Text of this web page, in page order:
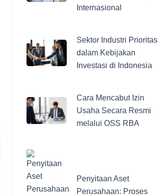
Internasional
Sektor Industri Prioritas
dalam Kebijakan
Investasi di Indonesia
Cara Mencabut Izin
Usaha Secara Resmi
melalui OSS RBA
Penyitaan Aset
Perusahaan: Proses